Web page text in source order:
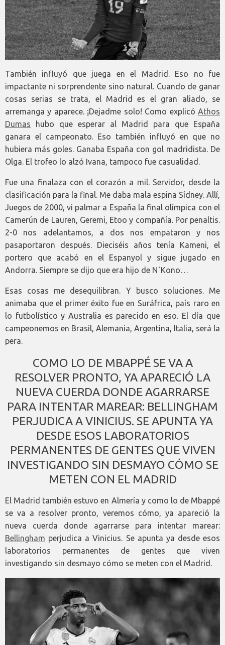
También influyó que juega en el Madrid. Eso no fue
impactante ni sorprendente sino natural. Cuando de ganar
cosas serias se trata, el Madrid es el gran aliado, se
arremanga y aparece. ¡Dejadme solo! Como explicó Athos
Dumas hubo que esperar al Madrid para que España
ganara el campeonato. Eso también influyó en que no
hubiera más goles. Ganaba España con gol madridista. De
Olga. El trofeo lo alzó Ivana, tampoco fue casualidad.
Fue una finalaza con el corazón a mil. Servidor, desde la
clasificación para la final. Me daba mala espina Sídney. Allí,
Juegos de 2000, vi palmar a España la final olímpica con el
Camerún de Lauren, Geremi, Etoo y compañía. Por penaltis.
2-0 nos adelantamos, a dos nos empataron y nos
pasaportaron después. Dieciséis años tenía Kameni, el
portero que acabó en el Espanyol y sigue jugado en
Andorra. Siempre se dijo que era hijo de N´Kono…
Esas cosas me desequilibran. Y busco soluciones. Me
animaba que el primer éxito fue en Suráfrica, país raro en
lo futbolístico y Australia es parecido en eso. El día que
campeonemos en Brasil, Alemania, Argentina, Italia, será la
pera.
COMO LO DE MBAPPÉ SE VA A
RESOLVER PRONTO, YA APARECIÓ LA
NUEVA CUERDA DONDE AGARRARSE
PARA INTENTAR MAREAR: BELLINGHAM
PERJUDICA A VINICIUS. SE APUNTA YA
DESDE ESOS LABORATORIOS
PERMANENTES DE GENTES QUE VIVEN
INVESTIGANDO SIN DESMAYO CÓMO SE
METEN CON EL MADRID
El Madrid también estuvo en Almería y como lo de Mbappé
se va a resolver pronto, veremos cómo, ya apareció la
nueva cuerda donde agarrarse para intentar marear:
Bellingham perjudica a Vinicius. Se apunta ya desde esos
laboratorios permanentes de gentes que viven
investigando sin desmayo cómo se meten con el Madrid.